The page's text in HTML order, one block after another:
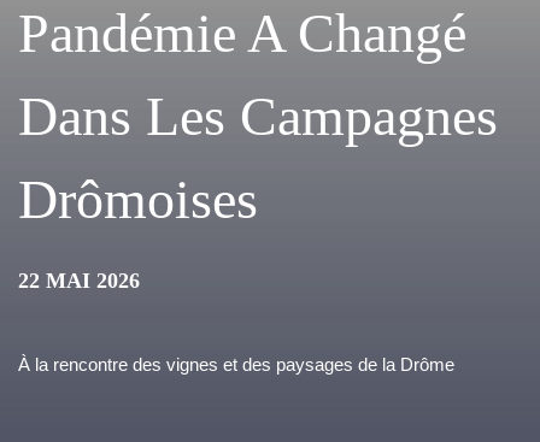
Pandémie A Changé
Dans Les Campagnes
Drômoises
22 MAI 2026
À la rencontre des vignes et des paysages de la Drôme